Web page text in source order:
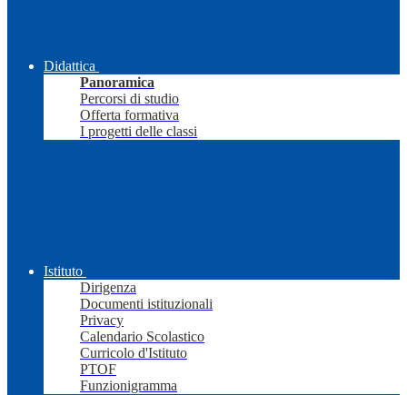
Didattica
Panoramica
Percorsi di studio
Offerta formativa
I progetti delle classi
Istituto
Dirigenza
Documenti istituzionali
Privacy
Calendario Scolastico
Curricolo d'Istituto
PTOF
Funzionigramma